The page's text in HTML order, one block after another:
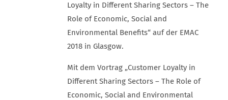
Loyalty in Different Sharing Sectors – The
Role of Economic, Social and
Environmental Benefits“ auf der EMAC
2018 in Glasgow.
Mit dem Vortrag „Customer Loyalty in
Different Sharing Sectors – The Role of
Economic, Social and Environmental